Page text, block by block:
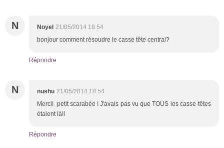
N Noyel 21/05/2014 18:54
bonjour comment résoudre le casse tête central?
Répondre
N nushu 21/05/2014 18:54
Merci! petit scarabée ! J'avais pas vu que TOUS les casse-têtes
étaient là!!
Répondre